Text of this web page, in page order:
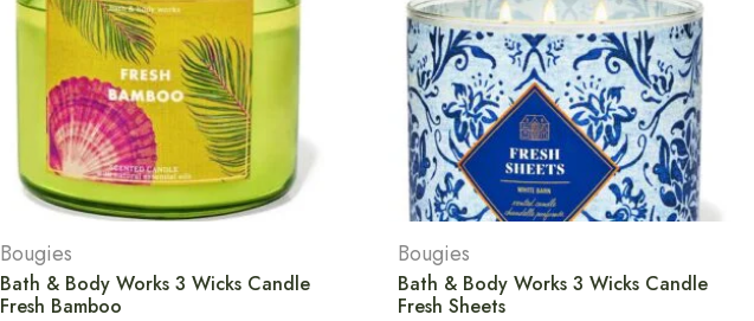
Bougies
Bath & Body Works 3 Wicks Candle
Fresh Bamboo
Bougies
Bath & Body Works 3 Wicks Candle
Fresh Sheets